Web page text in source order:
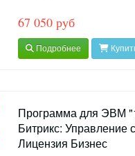
67 050 руб
Подробнее
Программа для ЭВМ
Битрикс: Управление
Лицензия Бизнес